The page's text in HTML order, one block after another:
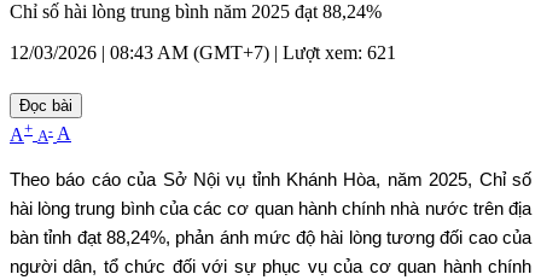
Chỉ số hài lòng trung bình năm 2025 đạt 88,24%
12/03/2026 | 08:43 AM (GMT+7) | Lượt xem: 621
Đọc bài
A+ A- A
Theo báo cáo của Sở Nội vụ tỉnh Khánh Hòa, năm 2025, Chỉ số
hài lòng trung bình của các cơ quan hành chính nhà nước trên địa
bàn tỉnh đạt 88,24%, phản ánh mức độ hài lòng tương đối cao của
người dân, tổ chức đối với sự phục vụ của cơ quan hành chính